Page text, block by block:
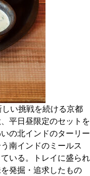
い挑戦を続ける京都
平日昼限定のセットを
の北インドのターリー
南インドのミールス
いる。トレイに盛られ
発掘・追求したもの